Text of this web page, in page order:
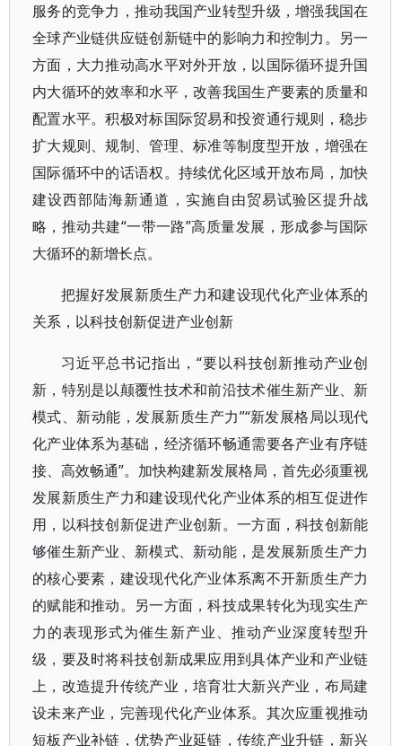
服务的竞争力，推动我国产业转型升级，增强我国在
全球产业链供应链创新链中的影响力和控制力。另一
方面，大力推动高水平对外开放，以国际循环提升国
内大循环的效率和水平，改善我国生产要素的质量和
配置水平。积极对标国际贸易和投资通行规则，稳步
扩大规则、规制、管理、标准等制度型开放，增强在
国际循环中的话语权。持续优化区域开放布局，加快
建设西部陆海新通道，实施自由贸易试验区提升战
略，推动共建“一带一路”高质量发展，形成参与国际
大循环的新增长点。
把握好发展新质生产力和建设现代化产业体系的
关系，以科技创新促进产业创新
习近平总书记指出，“要以科技创新推动产业创
新，特别是以颠覆性技术和前沿技术催生新产业、新
模式、新动能，发展新质生产力”“新发展格局以现代
化产业体系为基础，经济循环畅通需要各产业有序链
接、高效畅通”。加快构建新发展格局，首先必须重视
发展新质生产力和建设现代化产业体系的相互促进作
用，以科技创新促进产业创新。一方面，科技创新能
够催生新产业、新模式、新动能，是发展新质生产力
的核心要素，建设现代化产业体系离不开新质生产力
的赋能和推动。另一方面，科技成果转化为现实生产
力的表现形式为催生新产业、推动产业深度转型升
级，要及时将科技创新成果应用到具体产业和产业链
上，改造提升传统产业，培育壮大新兴产业，布局建
设未来产业，完善现代化产业体系。其次应重视推动
短板产业补链，优势产业延链，传统产业升链，新兴